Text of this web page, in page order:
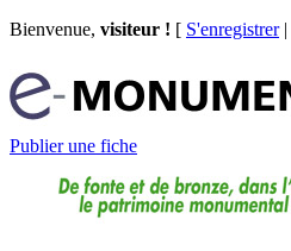
Bienvenue, visiteur ! [ S'enregistrer|
Publier une fiche